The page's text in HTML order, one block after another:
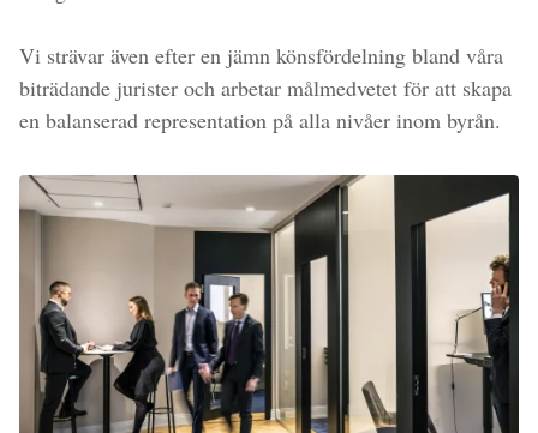
Vi strävar även efter en jämn könsfördelning bland våra
biträdande jurister och arbetar målmedvetet för att skapa
en balanserad representation på alla nivåer inom byrån.